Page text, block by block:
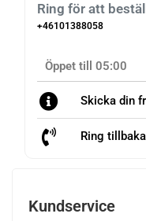
Ring för att
+46101388058
Öppet till 05:00
Skicka din
Ring tillbaka
Kundservice